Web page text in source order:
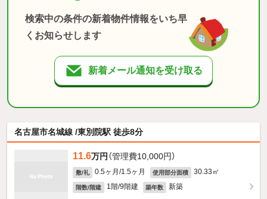
検索中の条件の新着物件情報をいち早
くお知らせします
新着メール通知を受け取る
名古屋市名城線 /東別院駅 徒歩8分
11.6万円 （管理費10,000円）
敷/礼 0.5ヶ月/1.5ヶ月 使用部分面積 30.33㎡
階数/階建 1階/9階建 築年数 新築